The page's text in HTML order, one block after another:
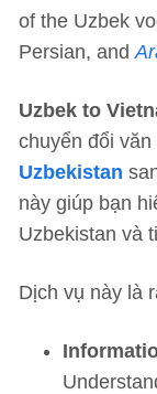
of the Uzbek
Persian, and
Uzbek to
chuyển đổi
Uzbekistan
này giúp bạn
Uzbekistan và
Dịch vụ này là